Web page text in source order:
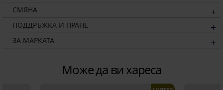
СМЯНА
ПОДДРЪЖКА И ПРАНЕ
ЗА МАРКАТА
Може да ви хареса